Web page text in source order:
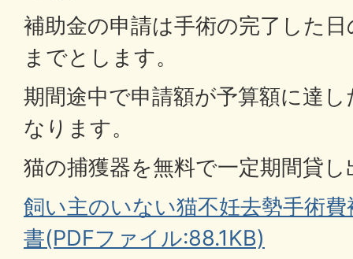
補助金の申請は手術の完了した
までとします。
期間途中で申請額が予算額に達
なります。
猫の捕獲器を無料で一定期間貸
飼い主のいない猫不妊去勢手術
書(PDFファイル:88.1KB)